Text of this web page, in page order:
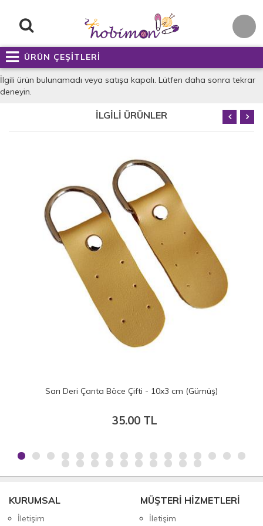
ÜRÜN ÇEŞİTLERİ
İlgili ürün bulunamadı veya satışa kapalı. Lütfen daha sonra tekrar
deneyin.
İLGİLİ ÜRÜNLER
Sarı Deri Çanta Böce Çifti - 10x3 cm (Gümüş)
35.00 TL
KURUMSAL
İletişim
MÜŞTERİ HİZMETLERİ
İletişim